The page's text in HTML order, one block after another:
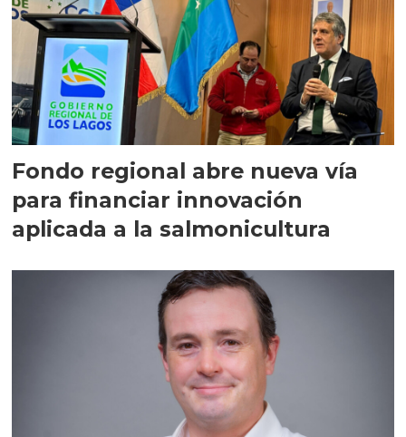
Fondo regional abre nueva vía
para financiar innovación
aplicada a la salmonicultura